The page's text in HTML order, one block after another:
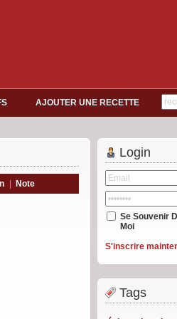
AJOUTER UNE RECETTE
Login
Se Souvenir
Moi
S'inscrire
Tags
Note